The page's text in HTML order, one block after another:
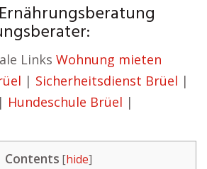
Links Wohnung mieten
| Sicherheitsdienst Brüel |
| Hundeschule Brüel |
Contents [hide]